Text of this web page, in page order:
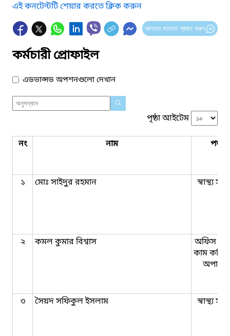
এই কনটেন্টটি শেয়ার করতে ক্লিক করুন
আপনার মতামত প্রদান করুন
কর্মচারী প্রোফাইল
এডভান্সড অপশনগুলো দেখান
পৃষ্ঠা আইটেম
নং নাম পদবি
১ মোঃ সাইদুর রহমান স্বাস্থ্য
২ কমল কুমার বিশ্বাস
অফিস
কাম
৩ সৈয়দ সফিকুল ইসলাম স্বাস্থ্য